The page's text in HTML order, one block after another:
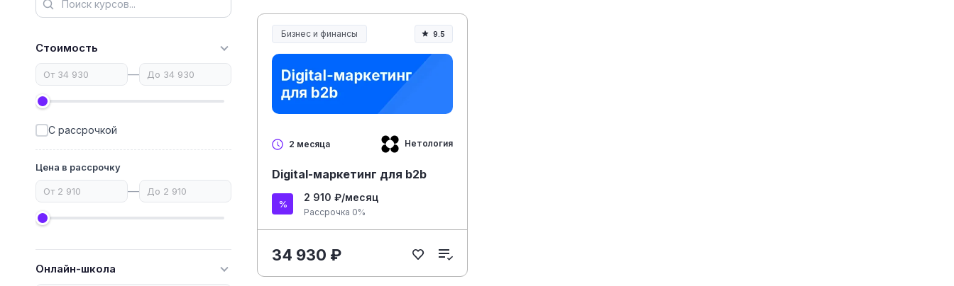
Стоимость
—
С рассрочкой
Цена в рассрочку
—
Онлайн-школа
Бизнес и финансы 9.5
2 месяца Нетология
Digital-маркетинг для b2b
2 910 ₽/месяц
Рассрочка 0%
34 930 ₽